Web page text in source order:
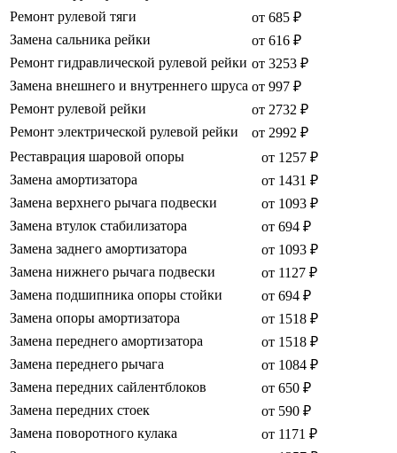
Ремонт рулевой тяги
от 685 ₽
Замена сальника рейки
от 616 ₽
Ремонт гидравлической рулевой рейки от 3253 ₽
Замена внешнего и внутреннего шруса от 997 ₽
Ремонт рулевой рейки
от 2732 ₽
Ремонт электрической рулевой рейки
от 2992 ₽
Реставрация шаровой опоры
от 1257 ₽
Замена амортизатора
от 1431 ₽
Замена верхнего рычага подвески
от 1093 ₽
Замена втулок стабилизатора
от 694 ₽
Замена заднего амортизатора
от 1093 ₽
Замена нижнего рычага подвески
от 1127 ₽
Замена подшипника опоры стойки
от 694 ₽
Замена опоры амортизатора
от 1518 ₽
Замена переднего амортизатора
от 1518 ₽
Замена переднего рычага
от 1084 ₽
Замена передних сайлентблоков
от 650 ₽
Замена передних стоек
от 590 ₽
Замена поворотного кулака
от 1171 ₽